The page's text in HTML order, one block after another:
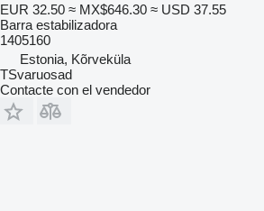
EUR 32.50 ≈ MX$646.30 ≈ USD 37.55
Barra estabilizadora
1405160
Estonia, Kõrveküla
TSvaruosad
Contacte con el vendedor